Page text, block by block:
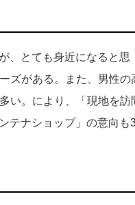
、とても身近になると思
ズがある。また、男性の
い。により、「現地を訪
テナショップ」の意向も